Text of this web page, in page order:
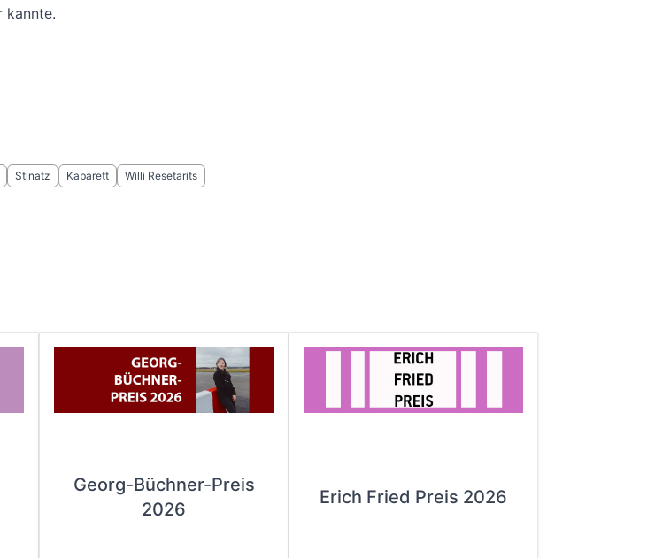
kannte.
Stinatz Kabarett
Willi Resetarits
Georg-Büchner-Preis
2026
Erich Fried Preis 2026